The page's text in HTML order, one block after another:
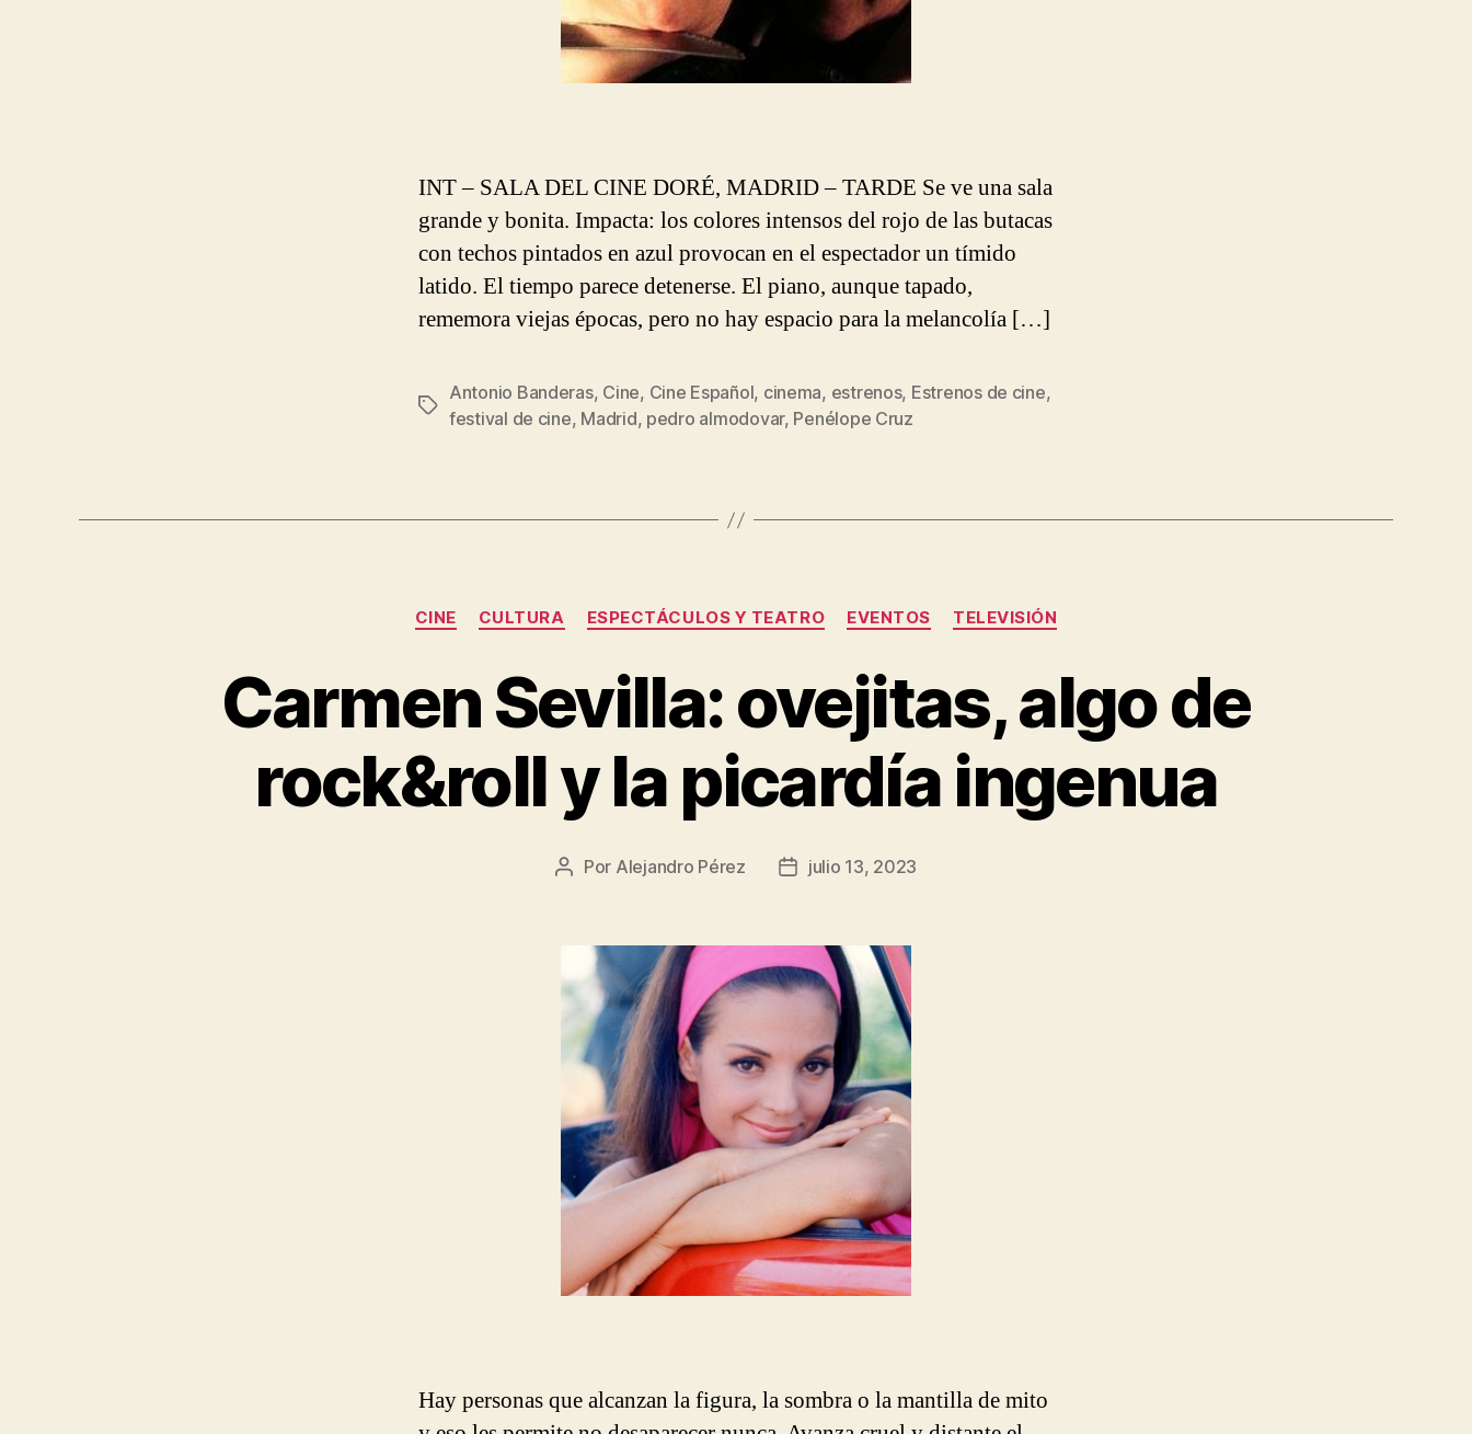
INT – SALA DEL CINE DORÉ, MADRID – TARDE Se ve una sala
grande y bonita. Impacta: los colores intensos del rojo de las butacas
con techos pintados en azul provocan en el espectador un tímido
latido. El tiempo parece detenerse. El piano, aunque tapado,
rememora viejas épocas, pero no hay espacio para la melancolía […]
Etiquetas
Antonio Banderas, Cine, Cine Español, cinema, estrenos, Estrenos de cine,
festival de cine, Madrid, pedro almodovar, Penélope Cruz
Categorías
CINE CULTURA ESPECTÁCULOS Y TEATRO EVENTOS TELEVISIÓN
Carmen Sevilla: ovejitas, algo de
rock&roll y la picardía ingenua
Autor
entrada
Por Alejandro Pérez
Fecha
entrada
julio 13, 2023
Hay personas que alcanzan la figura, la sombra o la mantilla de mito